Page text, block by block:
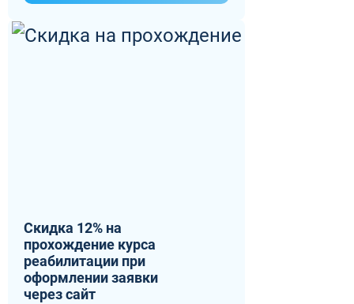
Скидка 12% на
прохождение курса
реабилитации при
оформлении заявки
через сайт